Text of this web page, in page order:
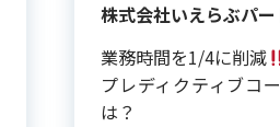
株式会社いえらぶパ
業務時間を1/4に削減
プレディクティブコ
は？